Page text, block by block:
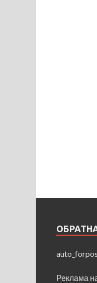
Реклама